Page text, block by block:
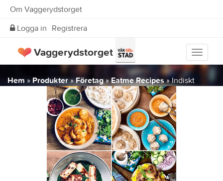
Om Vaggerydstorget
Logga in Registrera
Visa
meny
Vaggerydstorget
Hem»Produkter»Företag»Eatme Recipes»Indiskt